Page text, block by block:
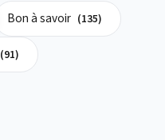
Bon à savoir (135)
(91)